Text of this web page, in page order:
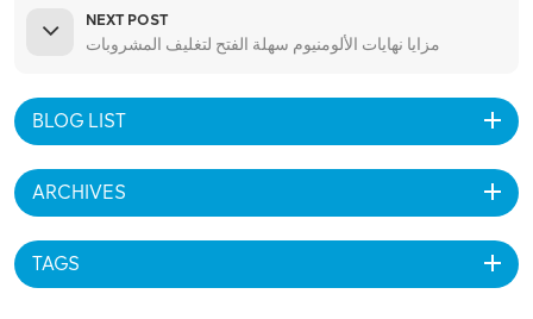
NEXT POST
مزايا نهايات الألومنيوم سهلة الفتح لتغليف المشروبات
BLOG LIST
ARCHIVES
TAGS